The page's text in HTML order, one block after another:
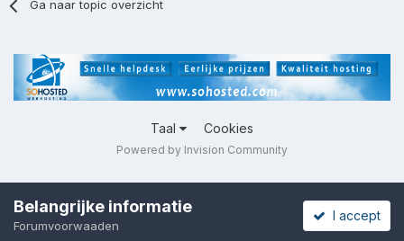
Ga naar topic overzicht
Taal Cookies
Powered by Invision Community
Belangrijke informatie
Forumvoorwaaden
I accept